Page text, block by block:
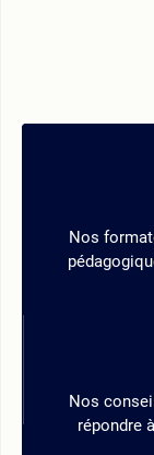
Nos
Nos
répondre